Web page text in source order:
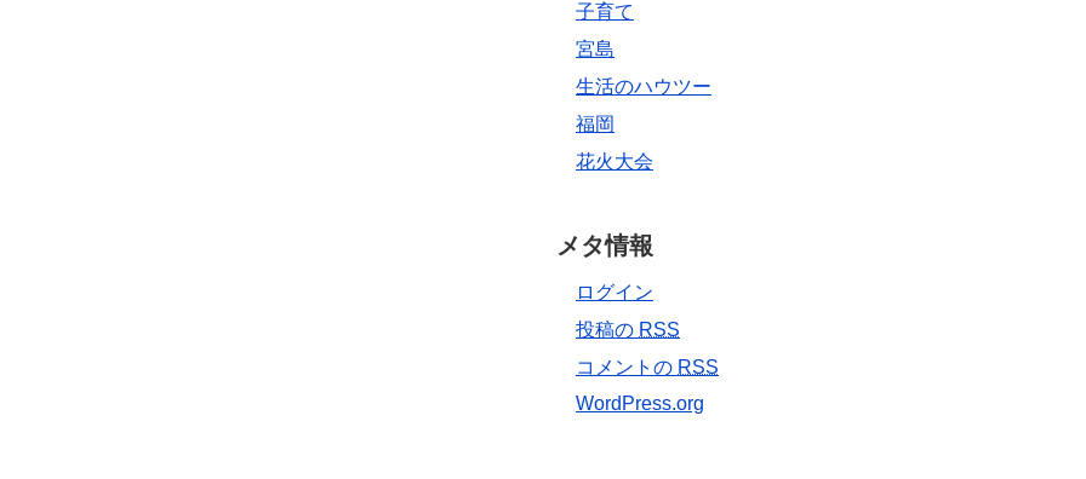
子育て
宮島
生活のハウツー
福岡
花火大会
メタ情報
ログイン
投稿の RSS
コメントの RSS
WordPress.org